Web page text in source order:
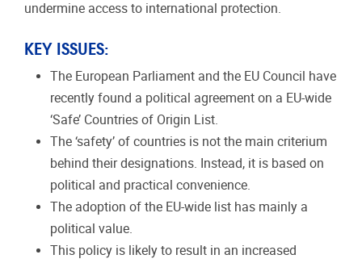
undermine access to international protection.
KEY ISSUES:
The European Parliament and the EU Council have
recently found a political agreement on a EU-wide
‘Safe’ Countries of Origin List.
The ‘safety’ of countries is not the main criterium
behind their designations. Instead, it is based on
political and practical convenience.
The adoption of the EU-wide list has mainly a
political value.
This policy is likely to result in an increased